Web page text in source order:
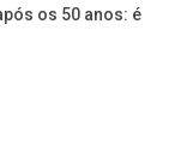
os 50 anos: é